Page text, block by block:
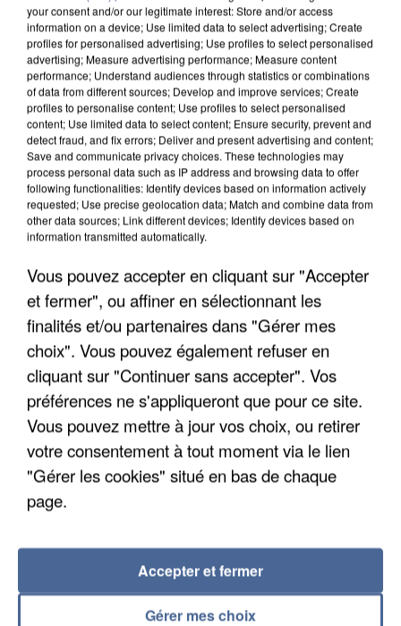
L’UN DES FONDATEURS SUPPOSÉS DE LA DZ
UN SECOND CADRE DE LA DZ MAFIA
INTERPELLÉ EN ALGÉRIE
your consent and/or our legitimate interest: Store and/or access
information on a device; Use limited data to select advertising; Create
profiles for personalised advertising; Use profiles to select personalised
advertising; Measure advertising performance; Measure content
performance; Understand audiences through statistics or combinations
of data from different sources; Develop and improve services; Create
profiles to personalise content; Use profiles to select personalised
content; Use limited data to select content; Ensure security, prevent and
detect fraud, and fix errors; Deliver and present advertising and content;
Save and communicate privacy choices. These technologies may
process personal data such as IP address and browsing data to offer
following functionalities: Identify devices based on information actively
requested; Use precise geolocation data; Match and combine data from
other data sources; Link different devices; Identify devices based on
information transmitted automatically.
Vous pouvez accepter en cliquant sur "Accepter
et fermer", ou affiner en sélectionnant les
finalités et/ou partenaires dans "Gérer mes
choix". Vous pouvez également refuser en
cliquant sur "Continuer sans accepter". Vos
préférences ne s'appliqueront que pour ce site.
Vous pouvez mettre à jour vos choix, ou retirer
votre consentement à tout moment via le lien
"Gérer les cookies" situé en bas de chaque
page.
Gérer mes choix
Accepter et fermer